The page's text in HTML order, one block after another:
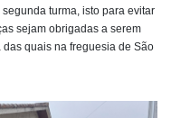
turma, isto para evitar
sejam obrigadas a serem
quais na freguesia de São